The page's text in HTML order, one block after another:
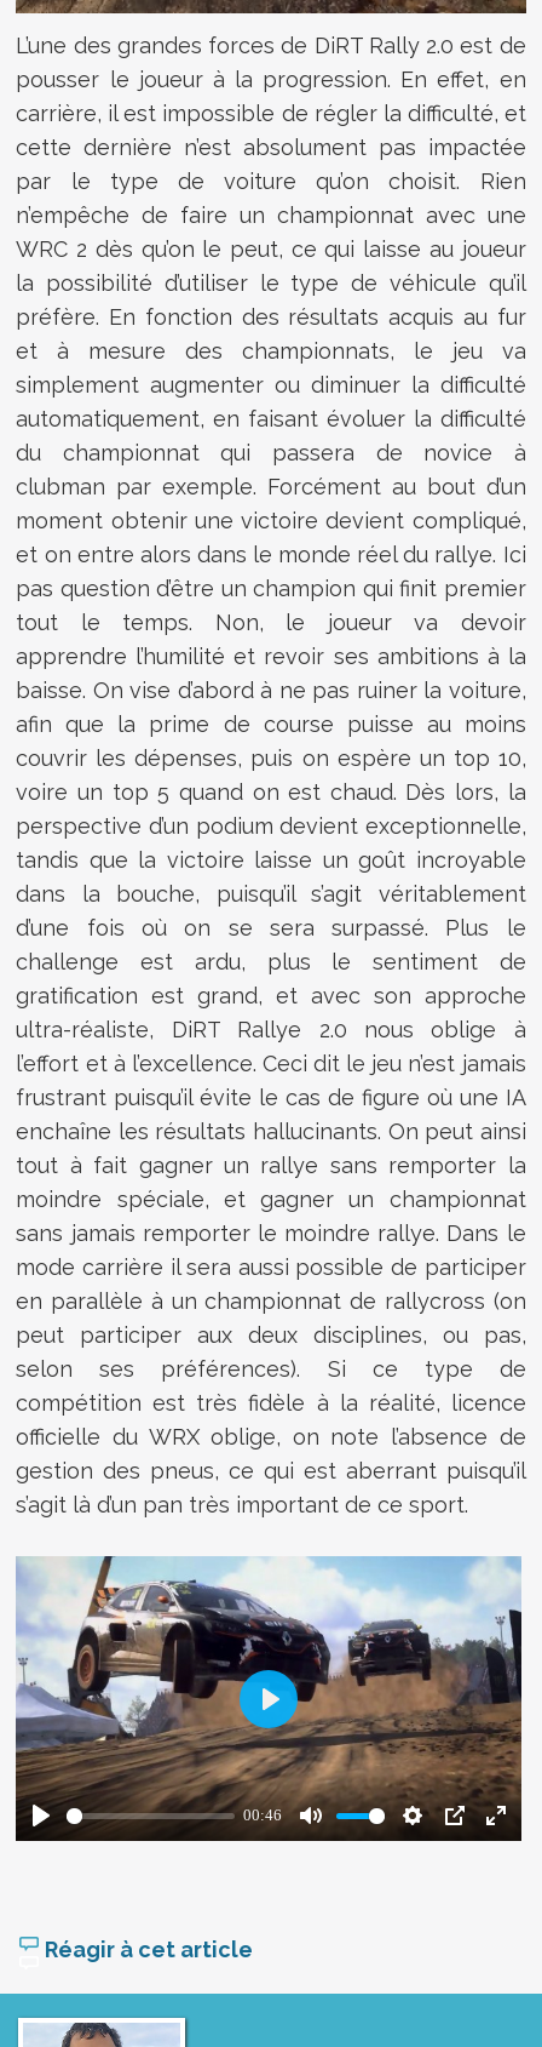
L’une des grandes forces de DiRT Rally 2.0 est de
pousser le joueur à la progression. En effet, en
carrière, il est impossible de régler la difficulté, et
cette dernière n’est absolument pas impactée
par le type de voiture qu’on choisit. Rien
n’empêche de faire un championnat avec une
WRC 2 dès qu’on le peut, ce qui laisse au joueur
la possibilité d’utiliser le type de véhicule qu’il
préfère. En fonction des résultats acquis au fur
et à mesure des championnats, le jeu va
simplement augmenter ou diminuer la difficulté
automatiquement, en faisant évoluer la difficulté
du championnat qui passera de novice à
clubman par exemple. Forcément au bout d’un
moment obtenir une victoire devient compliqué,
et on entre alors dans le monde réel du rallye. Ici
pas question d’être un champion qui finit premier
tout le temps. Non, le joueur va devoir
apprendre l’humilité et revoir ses ambitions à la
baisse. On vise d’abord à ne pas ruiner la voiture,
afin que la prime de course puisse au moins
couvrir les dépenses, puis on espère un top 10,
voire un top 5 quand on est chaud. Dès lors, la
perspective d’un podium devient exceptionnelle,
tandis que la victoire laisse un goût incroyable
dans la bouche, puisqu’il s’agit véritablement
d’une fois où on se sera surpassé. Plus le
challenge est ardu, plus le sentiment de
gratification est grand, et avec son approche
ultra-réaliste, DiRT Rallye 2.0 nous oblige à
l’effort et à l’excellence. Ceci dit le jeu n’est jamais
frustrant puisqu’il évite le cas de figure où une IA
enchaîne les résultats hallucinants. On peut ainsi
tout à fait gagner un rallye sans remporter la
moindre spéciale, et gagner un championnat
sans jamais remporter le moindre rallye. Dans le
mode carrière il sera aussi possible de participer
en parallèle à un championnat de rallycross (on
peut participer aux deux disciplines, ou pas,
selon ses préférences). Si ce type de
compétition est très fidèle à la réalité, licence
officielle du WRX oblige, on note l’absence de
gestion des pneus, ce qui est aberrant puisqu’il
s’agit là d’un pan très important de ce sport.
Réagir à cet article